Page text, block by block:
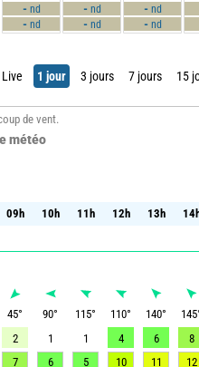
-nd
-nd
-nd
-nd
-nd
-nd
Live 1 jour 3 jours 7 jours 15
de vent.
météo
09h 10h 11h 12h 13h
09h 10h 11h 12h 13h 14h
45° 90° 115° 110° 140° 145
2 1 1 4 6 8
7 6 5 10 11 12